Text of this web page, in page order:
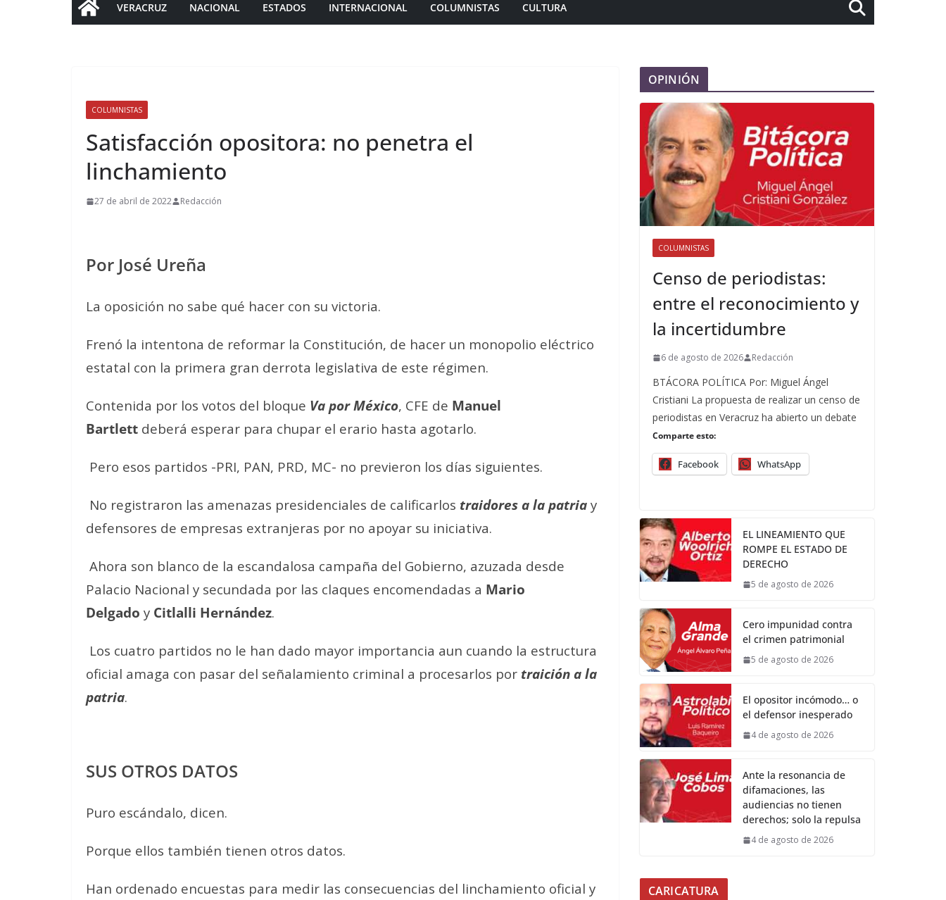
VERACRUZ NACIONAL ESTADOS INTERNACIONAL COLUMNISTAS CULTURA
COLUMNISTAS
Satisfacción opositora: no penetra el
linchamiento
27 de abril de 2022 Redacción
Por José Ureña
La oposición no sabe qué hacer con su victoria.
Frenó la intentona de reformar la Constitución, de hacer un monopolio eléctrico
estatal con la primera gran derrota legislativa de este régimen.
Contenida por los votos del bloque Va por México, CFE de Manuel
Bartlett deberá esperar para chupar el erario hasta agotarlo.
Pero esos partidos -PRI, PAN, PRD, MC- no previeron los días siguientes.
No registraron las amenazas presidenciales de calificarlos traidores a la patria y
defensores de empresas extranjeras por no apoyar su iniciativa.
Ahora son blanco de la escandalosa campaña del Gobierno, azuzada desde
Palacio Nacional y secundada por las claques encomendadas a Mario
Delgado y Citlalli Hernández.
Los cuatro partidos no le han dado mayor importancia aun cuando la estructura
oficial amaga con pasar del señalamiento criminal a procesarlos por traición a la
patria.
SUS OTROS DATOS
Puro escándalo, dicen.
Porque ellos también tienen otros datos.
Han ordenado encuestas para medir las consecuencias del linchamiento oficial y
OPINIÓN
COLUMNISTAS
Censo de periodistas:
entre el reconocimiento y
la incertidumbre
6 de agosto de 2026 Redacción
BTÁCORA POLÍTICA Por: Miguel Ángel
Cristiani La propuesta de realizar un censo de
periodistas en Veracruz ha abierto un debate
Comparte esto:
Facebook WhatsApp
EL LINEAMIENTO QUE
ROMPE EL ESTADO DE
DERECHO
5 de agosto de 2026
Cero impunidad contra
el crimen patrimonial
5 de agosto de 2026
El opositor incómodo… o
el defensor inesperado
4 de agosto de 2026
Ante la resonancia de
difamaciones, las
audiencias no tienen
derechos; solo la repulsa
4 de agosto de 2026
CARICATURA